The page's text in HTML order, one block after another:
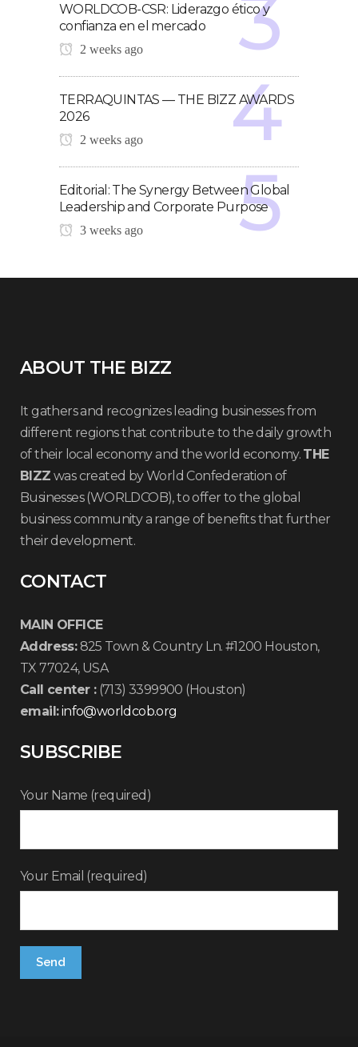
WORLDCOB-CSR: Liderazgo ético y
confianza en el mercado
2 weeks ago
TERRAQUINTAS — THE BIZZ AWARDS
2026
2 weeks ago
Editorial: The Synergy Between Global
Leadership and Corporate Purpose
3 weeks ago
ABOUT THE BIZZ
It gathers and recognizes leading businesses from
different regions that contribute to the daily growth
of their local economy and the world economy. THE
BIZZ was created by World Confederation of
Businesses (WORLDCOB), to offer to the global
business community a range of benefits that further
their development.
CONTACT
MAIN OFFICE
Address:825 Town & Country Ln. #1200 Houston,
TX 77024, USA
Call center :(713) 3399900 (Houston)
email:info@worldcob.org
SUBSCRIBE
Your Name (required)
Your Email (required)